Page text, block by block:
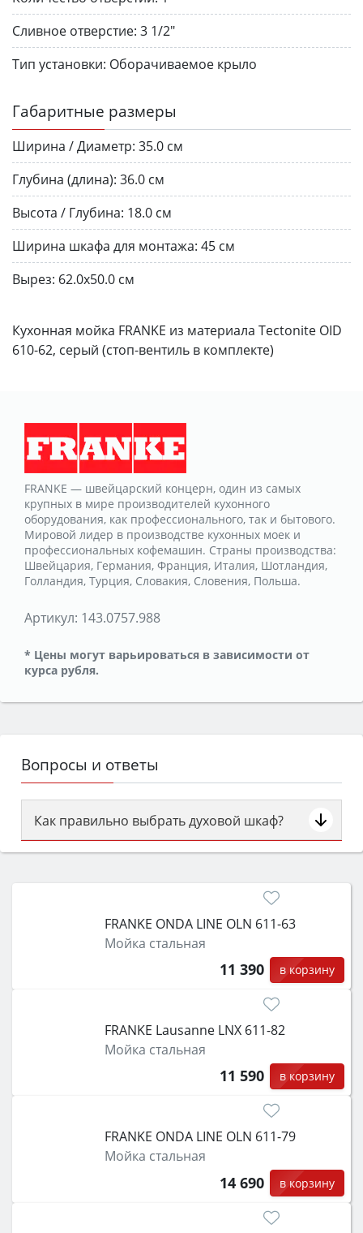
Сливное отверстие: 3 1/2"
Тип установки: Оборачиваемое крыло
Габаритные размеры
Ширина / Диаметр: 35.0 см
Глубина (длина): 36.0 см
Высота / Глубина: 18.0 см
Ширина шкафа для монтажа: 45 см
Вырез: 62.0х50.0 см
Кухонная мойка FRANKE из материала Tectonite OID
610-62, серый (стоп-вентиль в комплекте)
FRANKE — швейцарский концерн, один из самых
крупных в мире производителей кухонного
оборудования, как профессионального, так и бытового.
Мировой лидер в производстве кухонных моек и
профессиональных кофемашин. Страны производства:
Швейцария, Германия, Франция, Италия, Шотландия,
Голландия, Турция, Словакия, Словения, Польша.
Артикул: 143.0757.988
* Цены могут варьироваться в зависимости от
курса рубля.
Вопросы и ответы
Как правильно выбрать духовой шкаф?
Сначала определитесь с типом (газовый или
затем смотрите на объём 50–70 л для семьи,
функции (конвекция, гриль, самоочистка,
защита от детей).
FRANKE ONDA LINE OLN 611-63
Мойка стальная
11 390 в корзину
FRANKE Lausanne LNX 611-82
Мойка стальная
11 590 в корзину
FRANKE ONDA LINE OLN 611-79
Мойка стальная
14 690 в корзину